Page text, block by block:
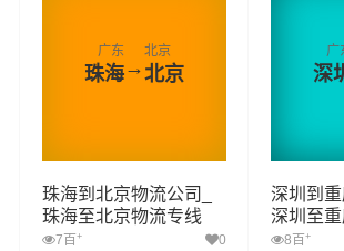
广东
珠海→
北京
北京
珠海到北京物流公司_
珠海至北京物流专线
7百 + 0
广
深
深圳到重
深圳至
8百 +